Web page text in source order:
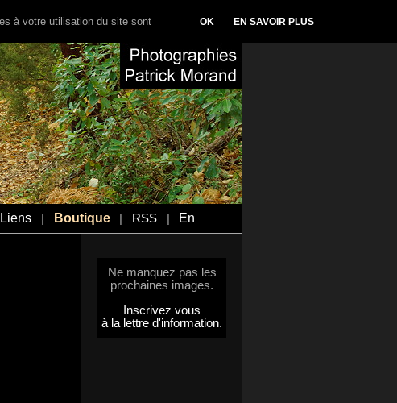
Liens Boutique RSS En
Ne manquez pas les
prochaines images.
Inscrivez vous
à la lettre d'information.
à votre utilisation du site sont
OK EN SAVOIR PLUS